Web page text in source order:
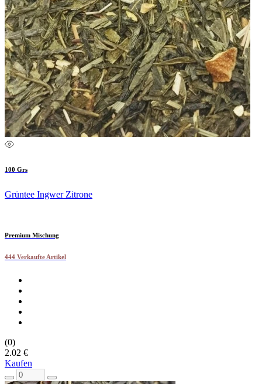
100 Grs
Grüntee Ingwer Zitrone
Premium Mischung
444 Verkaufte Artikel
(0)
2.02 €
Kaufen